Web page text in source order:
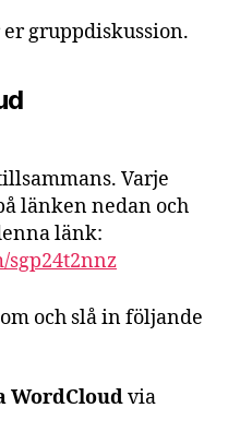
gruppdiskussion.
Varje
länken nedan och
länk:
och slå in följande
WordCloudvia